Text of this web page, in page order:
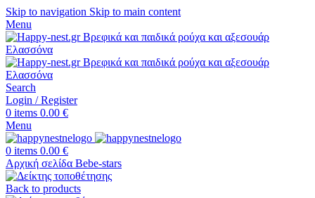
Skip to navigation Skip to main content
Menu
Search
Login / Register
0 items 0.00 €
Menu
0 items 0.00 €
Αρχική σελίδα Bebe-stars
Back to products